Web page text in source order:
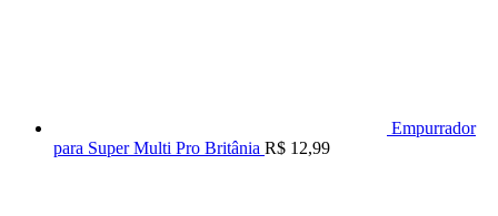
Empurrador
para Super Multi Pro Britânia R$ 12,99